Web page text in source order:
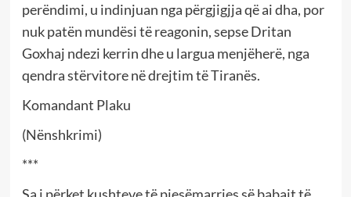
perëndimi, u indinjuan nga përgjigjja që ai dha, por
nuk patën mundësi të reagonin, sepse Dritan
Goxhaj ndezi kerrin dhe u largua menjëherë, nga
qendra stërvitore në drejtim të Tiranës.
Komandant Plaku
(Nënshkrimi)
***